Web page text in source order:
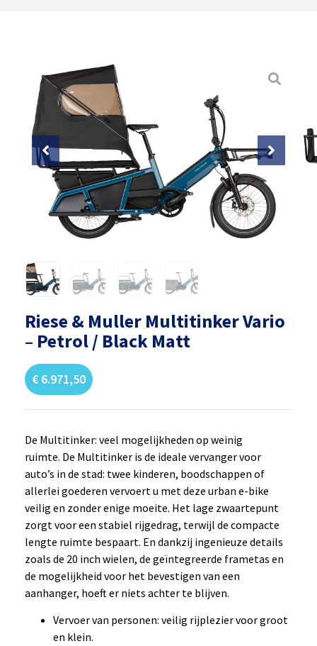
Riese & Muller Multitinker Vario
– Petrol / Black Matt
€ 6.971,50
De Multitinker: veel mogelijkheden op weinig
ruimte. De Multitinker is de ideale vervanger voor
auto’s in de stad: twee kinderen, boodschappen of
allerlei goederen vervoert u met deze urban e-bike
veilig en zonder enige moeite. Het lage zwaartepunt
zorgt voor een stabiel rijgedrag, terwijl de compacte
lengte ruimte bespaart. En dankzij ingenieuze details
zoals de 20 inch wielen, de geïntegreerde frametas en
de mogelijkheid voor het bevestigen van een
aanhanger, hoeft er niets achter te blijven.
Vervoer van personen: veilig rijplezier voor groot
en klein.